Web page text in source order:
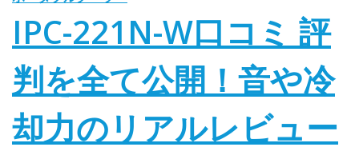
IPC-221N-W口コミ 評
判を全て公開！音や冷
却力のリアルレビュー